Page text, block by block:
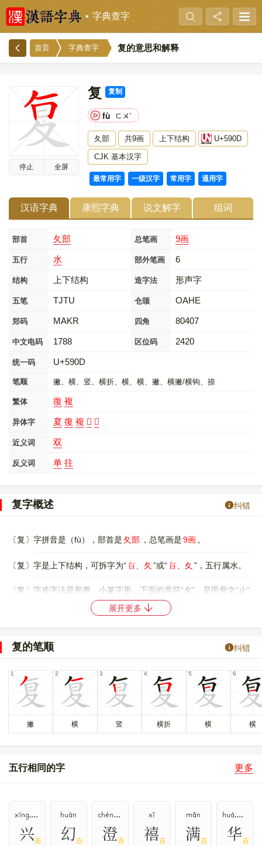
字典查字
首页 字典查字 复的意思和解释
停止 全屏
复 复制
fù ㄈㄨˋ
夂部 共9画 上下结构 U+590D
CJK 基本汉字
最常用字 一级汉字 常用字 通用字
汉语字典 康熙字典 说文解字 组词
部首 夂部 总笔画 9画
五行 水 部外笔画 6
结构 上下结构 造字法 形声字
五笔 TJTU 仓颉 OAHE
郑码 MAKR 四角 80407
中文电码 1788 区位码 2420
统一码 U+590D
笔顺 撇、横、竖、横折、横、横、撇、横撇/横钩、捺
繁体 復 複
异体字 㚆 復 複 𠰞 𡕨
近义词 双
反义词 单 往
复字概述 纠错
〔复〕字拼音是（fù），部首是 夂部 ，总笔画是9画 。
〔复〕字是上下结构，可拆字为“ 𭥍 、夂 ”或“ 𭥍 、夊 ”，五行属水。
〔复〕字造字法是形声。小篆字形，下面的意符“攵”，是甲骨文“止”
字的变形，表示与脚或行走有关。上面是声符“畐”( fú )的省
形，有“腹满”义，在字中亦兼有表义作用。后来繁化，加义符
来。
码是
MAKR ，中文电码是1788，区位码是 2420 。
〔复〕字的UNICODE是 U+590D ，位于UNICODE的中日韩统一表
0000590D，UTF-8：E5 A4 8D。
用字。
展开更多
复的笔顺 纠错
撇 横 竖 横折 横 横
五行相同的字 更多
xīng,xìng
兴吉
huàn
幻吉
chéng,dèng
澄吉
xǐ
禧吉
mǎn
满吉
huá,huà,huā
华吉